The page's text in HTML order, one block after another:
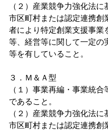
（２）産業競争力強化法に
市区町村または認定連携創
者により特定創業支援事業
等、経営等に関して一定の
等を有していること。
３．Ｍ＆Ａ型
（１）事業再編・事業統合
であること。
（２）産業競争力強化法に
市区町村または認定連携創